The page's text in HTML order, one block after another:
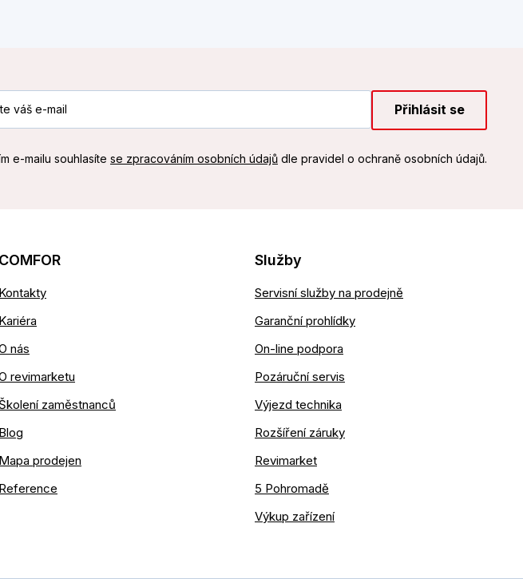
Přihlásit se
e-mailu souhlasíte se zpracováním osobních údajůdle pravidel o ochraně osobních údajů.
COMFOR
Kontakty
Kariéra
nás
revimarketu
Školení zaměstnanců
Blog
Mapa prodejen
Reference
Služby
Servisní služby na prodejně
Garanční prohlídky
On-line podpora
Pozáruční servis
Výjezd technika
Rozšíření záruky
Revimarket
5 Pohromadě
Výkup zařízení